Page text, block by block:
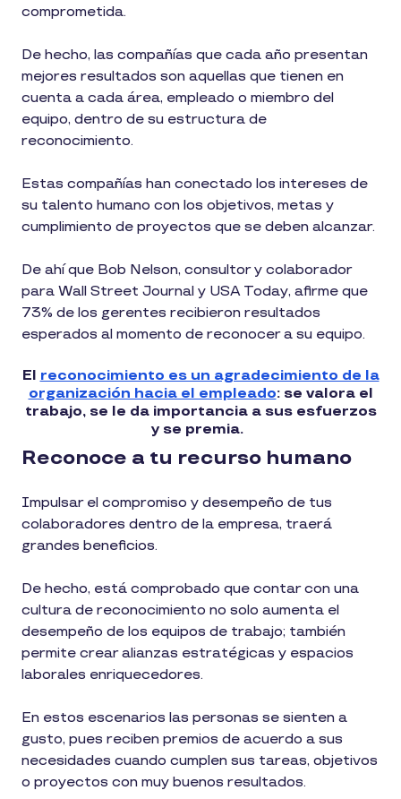
comprometida.
De hecho, las compañías que cada año presentan
mejores resultados son aquellas que tienen en
cuenta a cada área, empleado o miembro del
equipo, dentro de su estructura de
reconocimiento.
Estas compañías han conectado los intereses de
su talento humano con los objetivos, metas y
cumplimiento de proyectos que se deben alcanzar.
De ahí que Bob Nelson, consultor y colaborador
para Wall Street Journal y USA Today, afirme que
73% de los gerentes recibieron resultados
esperados al momento de reconocer a su equipo.
El reconocimiento es un agradecimiento de la
organización hacia el empleado: se valora el
trabajo, se le da importancia a sus esfuerzos
y se premia.
Reconoce a tu recurso humano
Impulsar el compromiso y desempeño de tus
colaboradores dentro de la empresa, traerá
grandes beneficios.
De hecho, está comprobado que contar con una
cultura de reconocimiento no solo aumenta el
desempeño de los equipos de trabajo; también
permite crear alianzas estratégicas y espacios
laborales enriquecedores.
En estos escenarios las personas se sienten a
gusto, pues reciben premios de acuerdo a sus
necesidades cuando cumplen sus tareas, objetivos
o proyectos con muy buenos resultados.